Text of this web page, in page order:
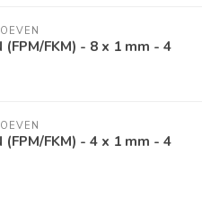
(FPM/FKM) - 8 x 1 mm - 4
(FPM/FKM) - 4 x 1 mm - 4